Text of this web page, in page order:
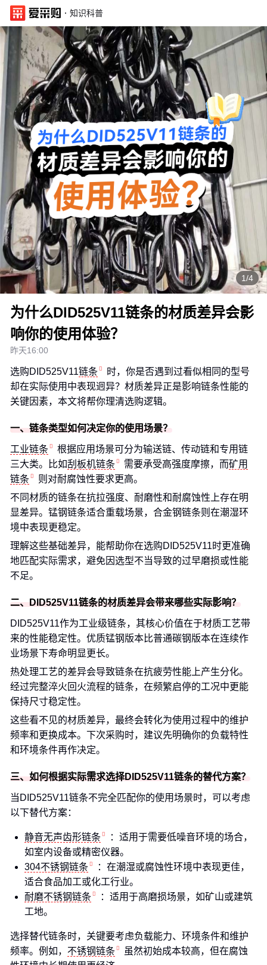
· 知识科普
1/4
为什么DID525V11链条的材质差异会影
响你的使用体验？
昨天16:00
选购DID525V11链条
时，你是否遇到过看似相同的型号
却在实际使用中表现迥异？材质差异正是影响链条性能的
关键因素，本文将帮你理清选购逻辑。
一、链条类型如何决定你的使用场景？
工业链条
根据应用场景可分为输送链、传动链和专用链
三大类。比如刮板机链条 需要承受高强度摩擦，而矿用
链条
则对耐腐蚀性要求更高。
不同材质的链条在抗拉强度、耐磨性和耐腐蚀性上存在明
显差异。锰钢链条适合重载场景，合金钢链条则在潮湿环
境中表现更稳定。
理解这些基础差异，能帮助你在选购DID525V11时更准确
地匹配实际需求，避免因选型不当导致的过早磨损或性能
不足。
二、DID525V11链条的材质差异会带来哪些实际影响？
DID525V11作为工业级链条，其核心价值在于材质工艺带
来的性能稳定性。优质锰钢版本比普通碳钢版本在连续作
业场景下寿命明显更长。
热处理工艺的差异会导致链条在抗疲劳性能上产生分化。
经过完整淬火回火流程的链条，在频繁启停的工况中更能
保持尺寸稳定性。
这些看不见的材质差异，最终会转化为使用过程中的维护
频率和更换成本。下次采购时，建议先明确你的负载特性
和环境条件再作决定。
三、如何根据实际需求选择DID525V11链条的替代方案？
当DID525V11链条不完全匹配你的使用场景时，可以考虑
以下替代方案：
静音无声齿形链条
：适用于需要低噪音环境的场合，
如室内设备或精密仪器。
304不锈钢链条
：在潮湿或腐蚀性环境中表现更佳，
适合食品加工或化工行业。
耐磨不锈钢链条
：适用于高磨损场景，如矿山或建筑
工地。
选择替代链条时，关键要考虑负载能力、环境条件和维护
频率。例如， 不锈钢链条
虽然初始成本较高，但在腐蚀